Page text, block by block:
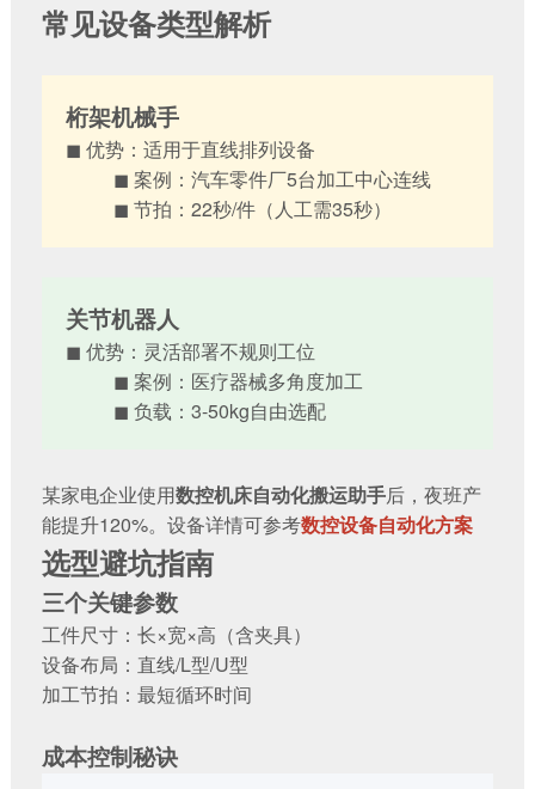
常见设备类型解析
桁架机械手
◼ 优势：适用于直线排列设备
◼ 案例：汽车零件厂5台加工中心连线
◼ 节拍：22秒/件（人工需35秒）
关节机器人
◼ 优势：灵活部署不规则工位
◼ 案例：医疗器械多角度加工
◼ 负载：3-50kg自由选配
某家电企业使用数控机床自动化搬运助手后，夜班产
能提升120%。设备详情可参考数控设备自动化方案
选型避坑指南
三个关键参数
工件尺寸：长×宽×高（含夹具）
设备布局：直线/L型/U型
加工节拍：最短循环时间
成本控制秘诀